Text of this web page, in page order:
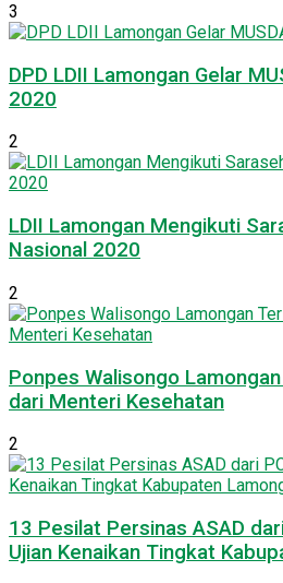
3
DPD LDII Lamongan Gelar
2020
2
LDII Lamongan Mengikuti
Nasional 2020
2
Ponpes Walisongo
dari Menteri Kesehatan
2
13 Pesilat Persinas ASAD
Ujian Kenaikan Tingkat